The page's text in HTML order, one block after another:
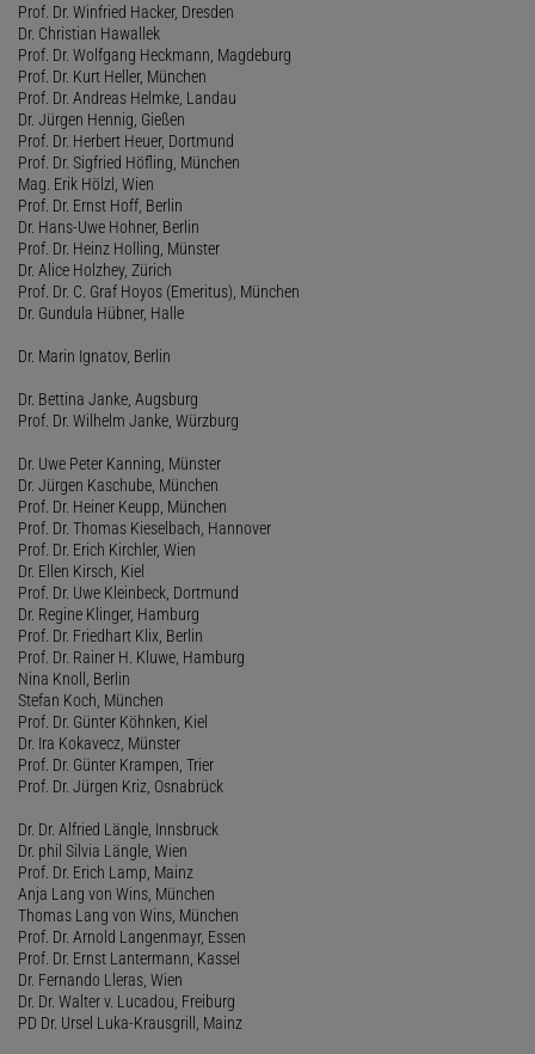
Prof. Dr. Winfried Hacker, Dresden
Dr. Christian Hawallek
Prof. Dr. Wolfgang Heckmann, Magdeburg
Prof. Dr. Kurt Heller, München
Prof. Dr. Andreas Helmke, Landau
Dr. Jürgen Hennig, Gießen
Prof. Dr. Herbert Heuer, Dortmund
Prof. Dr. Sigfried Höfling, München
Mag. Erik Hölzl, Wien
Prof. Dr. Ernst Hoff, Berlin
Dr. Hans-Uwe Hohner, Berlin
Prof. Dr. Heinz Holling, Münster
Dr. Alice Holzhey, Zürich
Prof. Dr. C. Graf Hoyos (Emeritus), München
Dr. Gundula Hübner, Halle
Dr. Marin Ignatov, Berlin
Dr. Bettina Janke, Augsburg
Prof. Dr. Wilhelm Janke, Würzburg
Dr. Uwe Peter Kanning, Münster
Dr. Jürgen Kaschube, München
Prof. Dr. Heiner Keupp, München
Prof. Dr. Thomas Kieselbach, Hannover
Prof. Dr. Erich Kirchler, Wien
Dr. Ellen Kirsch, Kiel
Prof. Dr. Uwe Kleinbeck, Dortmund
Dr. Regine Klinger, Hamburg
Prof. Dr. Friedhart Klix, Berlin
Prof. Dr. Rainer H. Kluwe, Hamburg
Nina Knoll, Berlin
Stefan Koch, München
Prof. Dr. Günter Köhnken, Kiel
Dr. Ira Kokavecz, Münster
Prof. Dr. Günter Krampen, Trier
Prof. Dr. Jürgen Kriz, Osnabrück
Dr. Dr. Alfried Längle, Innsbruck
Dr. phil Silvia Längle, Wien
Prof. Dr. Erich Lamp, Mainz
Anja Lang von Wins, München
Thomas Lang von Wins, München
Prof. Dr. Arnold Langenmayr, Essen
Prof. Dr. Ernst Lantermann, Kassel
Dr. Fernando Lleras, Wien
Dr. Dr. Walter v. Lucadou, Freiburg
PD Dr. Ursel Luka-Krausgrill, Mainz